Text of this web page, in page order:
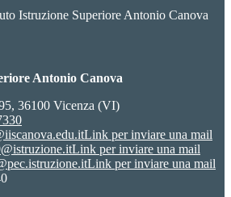
Istruzione Superiore Antonio Canova
Antonio Canova
36100 Vicenza (VI)
Link per inviare una mail
Link per inviare una mail
Link per inviare una mail